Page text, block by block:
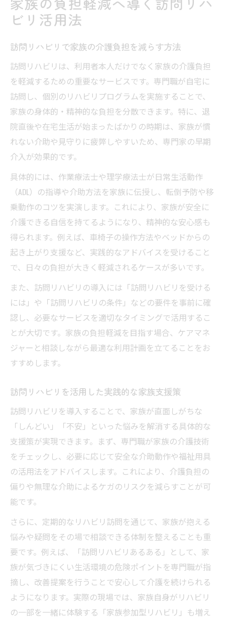
ビリ活用法
訪問リハビリで家族の介護負担を減らす方法
訪問リハビリは、利用者本人だけでなく家族の介護負担
を軽減するための重要なサービスです。専門職が自宅に
訪問し、個別のリハビリプログラムを実施することで、
家族の身体的・精神的な負担を分散できます。特に、退
院直後や在宅生活が始まったばかりの時期は、家族が慣
れない介助や見守りに疲弊しやすいため、専門家の早期
介入が効果的です。
具体的には、作業療法士や理学療法士が日常生活動作
（ADL）の指導や介助方法を家族に伝授し、転倒予防や移
乗動作のコツを実演します。これにより、家族が安全に
介護できる自信を持てるようになり、精神的な安心感も
得られます。例えば、車椅子の操作方法やベッドからの
起き上がり支援など、実践的なアドバイスを受けること
で、日々の負担が大きく軽減されるケースが多いです。
また、訪問リハビリの導入には「訪問リハビリを受ける
には」や「訪問リハビリの条件」などの要件を事前に確
認し、必要なサービスを適切なタイミングで活用するこ
とが大切です。家族の負担軽減を目指す場合、ケアマネ
ジャーと相談しながら最適な利用計画を立てることをお
すすめします。
訪問リハビリを活用した実践的な家族支援策
訪問リハビリを導入することで、家族が直面しがちな
「しんどい」「不安」といった悩みを解消する具体的な
支援策が実現できます。まず、専門職が家族の介護技術
をチェックし、必要に応じて安全な介助動作や福祉用具
の活用法をアドバイスします。これにより、介護負担の
偏りや無理な介助によるケガのリスクを減らすことが可
能です。
さらに、定期的なリハビリ訪問を通じて、家族が抱える
悩みや疑問をその場で相談できる体制を整えることも重
要です。例えば、「訪問リハビリあるある」として、家
族が気づきにくい生活環境の危険ポイントを専門職が指
摘し、改善提案を行うことで安心して介護を続けられる
ようになります。実際の現場では、家族自身がリハビリ
の一部を一緒に体験する「家族参加型リハビリ」も増え